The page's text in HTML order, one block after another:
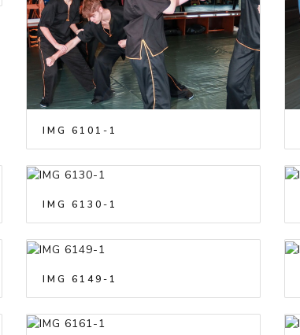
IMG 6101-1
IMG 6130-1
IMG 6149-1